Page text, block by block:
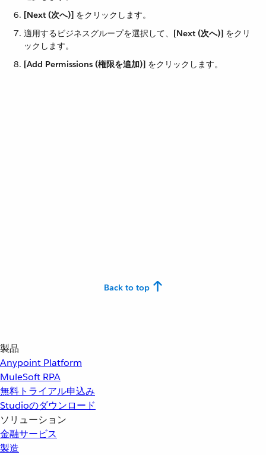
[Next (次へ)] ​ をクリックします。
適用するビジネスグループを選択して、​ [Next (次へ)] ​ をクリ
ックします。
[Add Permissions (権限を追加)] ​ をクリックします。
Back to top
製品
Anypoint Platform
MuleSoft RPA
無料トライアル申込み
Studioのダウンロード
ソリューション
金融サービス
製造